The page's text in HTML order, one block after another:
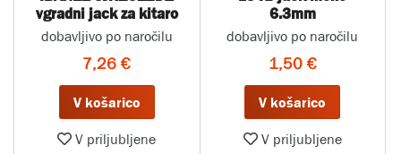
vgradni jack za kitaro
dobavljivo po naročilu
7,26 €
V košarico
V priljubljene
6.3mm
dobavljivo po naročilu
1,50 €
V košarico
V priljubljene